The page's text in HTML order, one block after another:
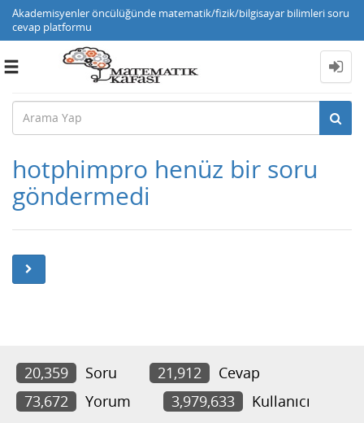
Akademisyenler öncülüğünde matematik/fizik/bilgisayar bilimleri soru
cevap platformu
Toggle
hotphimpro henüz bir soru
göndermedi
20,359 Soru 21,912
Cevap
73,672
Yorum 3,979,633 Kullanıcı